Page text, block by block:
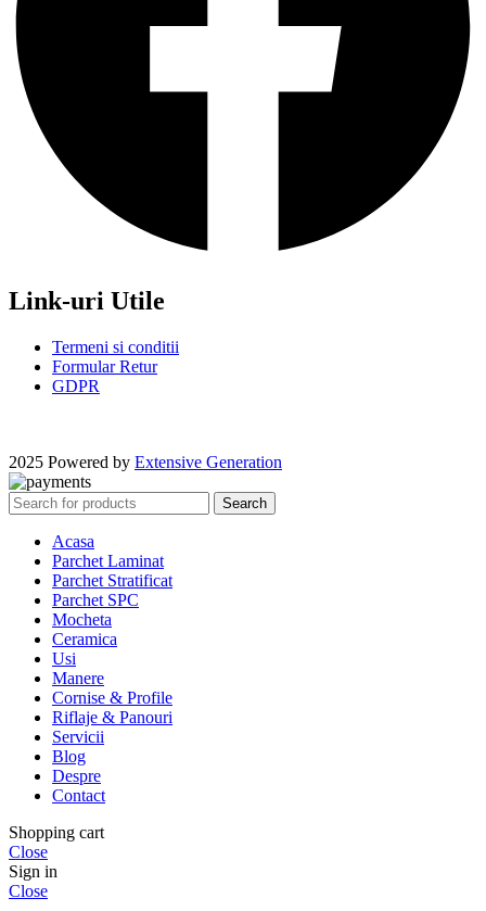
Link-uri Utile
Termeni si conditii
Formular Retur
GDPR
2025 Powered by Extensive Generation
Search
Acasa
Parchet Laminat
Parchet Stratificat
Parchet SPC
Mocheta
Ceramica
Usi
Manere
Cornise & Profile
Riflaje & Panouri
Servicii
Blog
Despre
Contact
Shopping cart
Close
Sign in
Close